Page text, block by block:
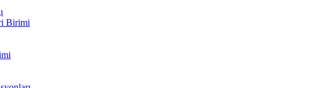
Birimi